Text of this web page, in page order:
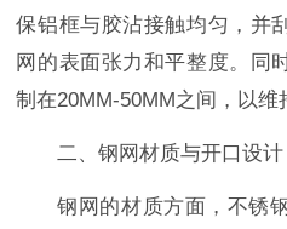
保铝框与胶沾接触均匀，并
网的表面张力和平整度。同
制在20MM-50MM之间，以维
二、钢网材质与开口设计
钢网的材质方面，不锈